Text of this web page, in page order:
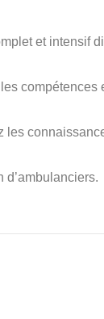
et intensif
les
d’ambulanciers.